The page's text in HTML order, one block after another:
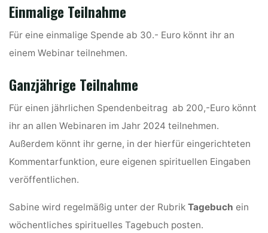
Einmalige Teilnahme
Für eine einmalige Spende ab 30.- Euro könnt ihr an
einem Webinar teilnehmen.
Ganzjährige Teilnahme
Für einen jährlichen Spendenbeitrag ab 200,-Euro könnt
ihr an allen Webinaren im Jahr 2024 teilnehmen.
Außerdem könnt ihr gerne, in der hierfür eingerichteten
Kommentarfunktion, eure eigenen spirituellen Eingaben
veröffentlichen.
Sabine wird regelmäßig unter der RubrikTagebuch ein
wöchentliches spirituelles Tagebuch posten.